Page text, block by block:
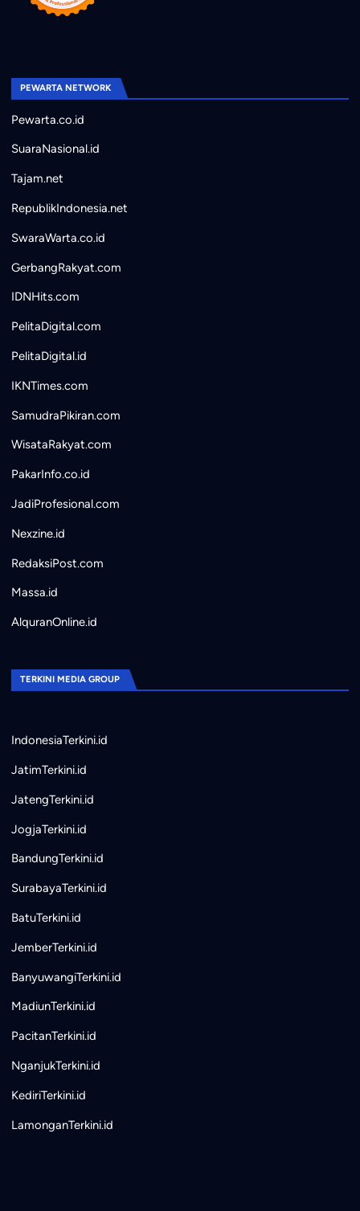
PEWARTA NETWORK
Pewarta.co.id
SuaraNasional.id
Tajam.net
RepublikIndonesia.net
SwaraWarta.co.id
GerbangRakyat.com
IDNHits.com
PelitaDigital.com
PelitaDigital.id
IKNTimes.com
SamudraPikiran.com
WisataRakyat.com
PakarInfo.co.id
JadiProfesional.com
Nexzine.id
RedaksiPost.com
Massa.id
AlquranOnline.id
TERKINI MEDIA GROUP
IndonesiaTerkini.id
JatimTerkini.id
JatengTerkini.id
JogjaTerkini.id
BandungTerkini.id
SurabayaTerkini.id
BatuTerkini.id
JemberTerkini.id
BanyuwangiTerkini.id
MadiunTerkini.id
PacitanTerkini.id
NganjukTerkini.id
KediriTerkini.id
LamonganTerkini.id